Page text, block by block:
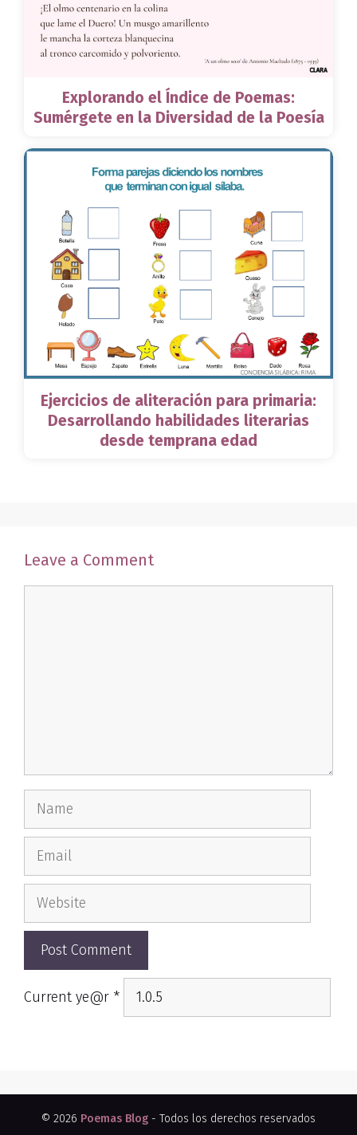
Explorando el Índice de Poemas:
Sumérgete en la Diversidad de la Poesía
Ejercicios de aliteración para primaria:
Desarrollando habilidades literarias
desde temprana edad
Leave a Comment
Name
Email
Website
Current ye@r *
© 2026 Poemas Blog - Todos los derechos reservados